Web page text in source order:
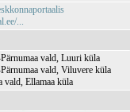
...
vald, Luuri küla
vald, Viluvere küla
vald, Ellamaa küla